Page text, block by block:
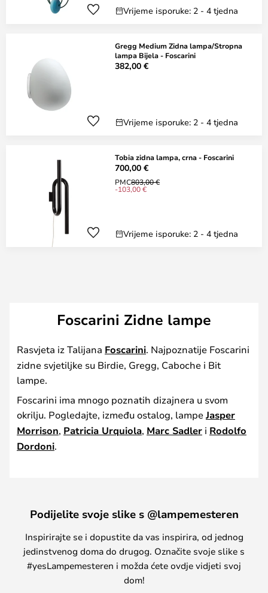
Vrijeme isporuke: 2 - 4 tjedna
Gregg Medium Zidna lampa/Stropna
lampa Bijela - Foscarini
382,00 €
Vrijeme isporuke: 2 - 4 tjedna
Tobia zidna lampa, crna - Foscarini
700,00 €
PMC803,00 €
-103,00 €
Vrijeme isporuke: 2 - 4 tjedna
Foscarini Zidne lampe
Rasvjeta iz Talijana Foscarini. Najpoznatije Foscarini
zidne svjetiljke su Birdie, Gregg, Caboche i Bit
lampe.
Foscarini ima mnogo poznatih dizajnera u svom
okrilju. Pogledajte, između ostalog, lampeJasper
Morrison, Patricia Urquiola, Marc Sadler i Rodolfo
Dordoni.
Podijelite svoje slike s @lampemesteren
Inspirirajte se i dopustite da vas inspirira, od jednog
jedinstvenog doma do drugog. Označite svoje slike s
#yesLampemesteren i možda ćete ovdje vidjeti svoj
dom!